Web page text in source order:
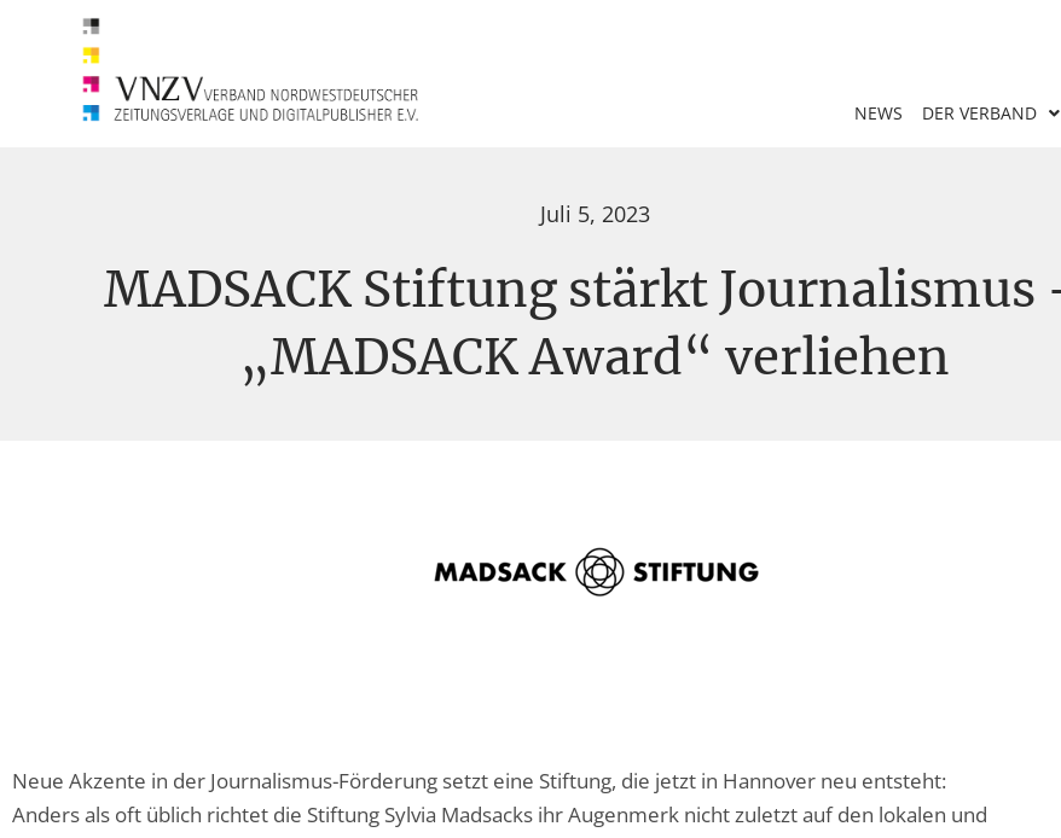
NEWS DER VERBAND
Juli 5, 2023
MADSACK Stiftung stärkt Journalismus
„MADSACK Award“ verliehen
Neue Akzente in der Journalismus-Förderung setzt eine Stiftung, die jetzt in Hannover neu entsteht:
Anders als oft üblich richtet die Stiftung Sylvia Madsacks ihr Augenmerk nicht zuletzt auf den lokalen und